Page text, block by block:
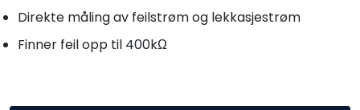
Direkte måling av feilstrøm og lekkasjestrøm
Finner feil opp til 400kΩ